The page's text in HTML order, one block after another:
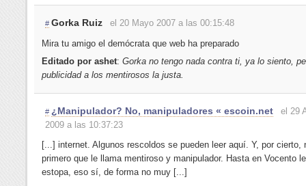
# Gorka Ruiz
el 20 Mayo 2007 a las 00:15:48
Mira tu amigo el demócrata que web ha preparado
Editado por ashet: Gorka no tengo nada contra ti, ya lo siento,
publicidad a los mentirosos la justa.
# ¿Manipulador? No, manipuladores « escoin.net
el 29
2009 a las 10:37:23
[...] internet. Algunos rescoldos se pueden leer aquí. Y, por cierto,
primero que le llama mentiroso y manipulador. Hasta en Vocento
estopa, eso sí, de forma no muy [...]